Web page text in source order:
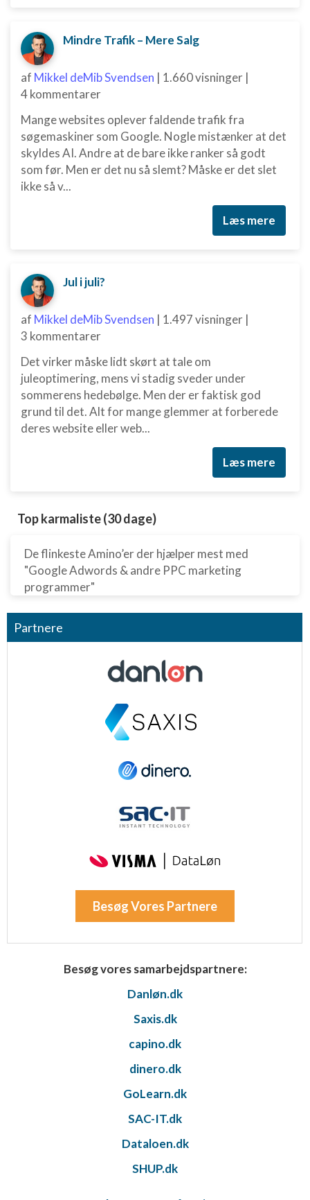
Mindre Trafik – Mere Salg
af Mikkel deMib Svendsen | 1.660 visninger |
4 kommentarer
Mange websites oplever faldende trafik fra
søgemaskiner som Google. Nogle mistænker at det
skyldes AI. Andre at de bare ikke ranker så godt
som før. Men er det nu så slemt? Måske er det slet
ikke så v...
Læs mere
Jul i juli?
af Mikkel deMib Svendsen | 1.497 visninger |
3 kommentarer
Det virker måske lidt skørt at tale om
juleoptimering, mens vi stadig sveder under
sommerens hedebølge. Men der er faktisk god
grund til det. Alt for mange glemmer at forberede
deres website eller web...
Læs mere
Top karmaliste (30 dage)
De flinkeste Amino’er der hjælper mest med
"Google Adwords & andre PPC marketing
programmer"
Partnere
Besøg Vores Partnere
Besøg vores samarbejdspartnere:
Danløn.dk
Saxis.dk
capino.dk
dinero.dk
GoLearn.dk
SAC-IT.dk
Dataloen.dk
SHUP.dk